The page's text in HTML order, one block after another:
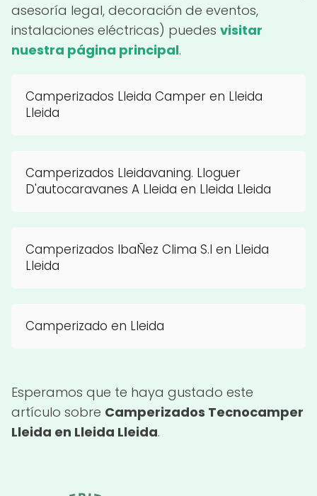
asesoría legal, decoración de eventos,
instalaciones eléctricas) puedes visitar
nuestra página principal.
Camperizados Lleida Camper en Lleida
Lleida
Camperizados Lleidavaning. Lloguer
D'autocaravanes A Lleida en Lleida Lleida
Camperizados IbaÑez Clima S.l en Lleida
Lleida
Camperizado en Lleida
Esperamos que te haya gustado este
artículo sobre Camperizados Tecnocamper
Lleida en Lleida Lleida.